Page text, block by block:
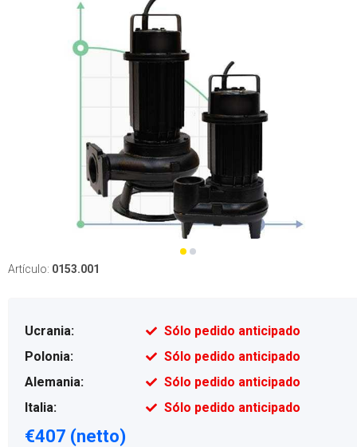
Artículo: 0153.001
Ucrania:
Sólo pedido anticipado
Polonia:
Sólo pedido anticipado
Alemania:
Sólo pedido anticipado
Italia:
Sólo pedido anticipado
€407 (netto)